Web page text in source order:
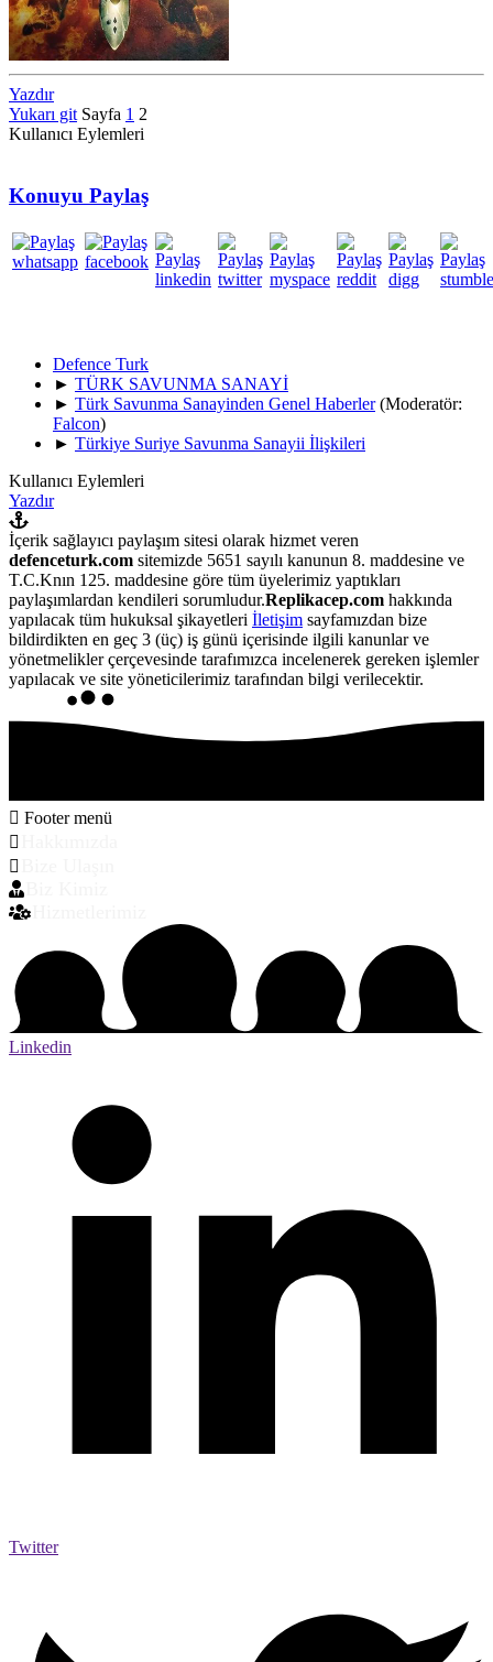
Yazdır
Yukarı git Sayfa 1 2
Kullanıcı Eylemleri
Konuyu Paylaş
Defence Turk
► TÜRK SAVUNMA SANAYİ
► Türk Savunma Sanayinden Genel Haberler (Moderatör:
Falcon)
► Türkiye Suriye Savunma Sanayii İlişkileri
Kullanıcı Eylemleri
Yazdır
İçerik sağlayıcı paylaşım sitesi olarak hizmet veren
defenceturk.com sitemizde 5651 sayılı kanunun 8. maddesine ve
T.C.Knın 125. maddesine göre tüm üyelerimiz yaptıkları
paylaşımlardan kendileri sorumludur.Replikacep.com hakkında
yapılacak tüm hukuksal şikayetleri İletişim sayfamızdan bize
bildirdikten en geç 3 (üç) iş günü içerisinde ilgili kanunlar ve
yönetmelikler çerçevesinde tarafımızca incelenerek gereken işlemler
yapılacak ve site yöneticilerimiz tarafından bilgi verilecektir.
Footer menü
Linkedin
Twitter